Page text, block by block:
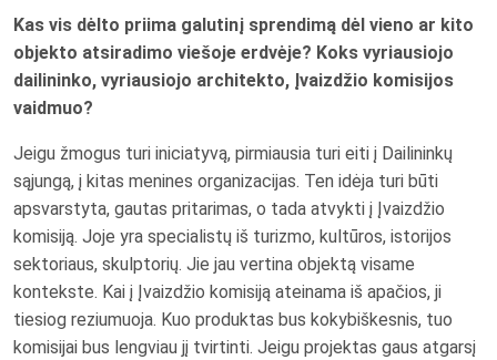
Kas vis dėlto priima galutinį sprendimą dėl vieno ar kito
objekto atsiradimo viešoje erdvėje? Koks vyriausiojo
dailininko, vyriausiojo architekto, Įvaizdžio komisijos
vaidmuo?
Jeigu žmogus turi iniciatyvą, pirmiausia turi eiti į Dailininkų
sąjungą, į kitas menines organizacijas. Ten idėja turi būti
apsvarstyta, gautas pritarimas, o tada atvykti į Įvaizdžio
komisiją. Joje yra specialistų iš turizmo, kultūros, istorijos
sektoriaus, skulptorių. Jie jau vertina objektą visame
kontekste. Kai į Įvaizdžio komisiją ateinama iš apačios, ji
tiesiog reziumuoja. Kuo produktas bus kokybiškesnis, tuo
komisijai bus lengviau jį tvirtinti. Jeigu projektas gaus atgarsį